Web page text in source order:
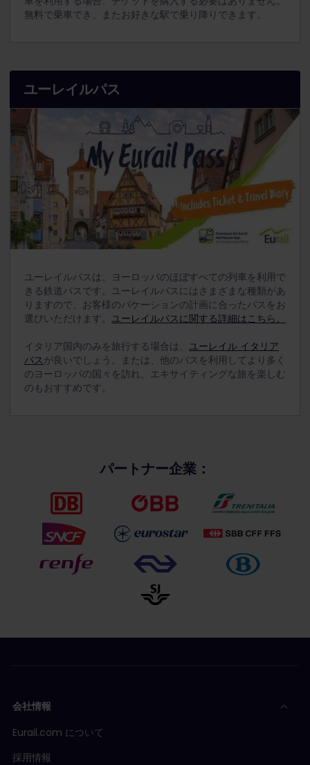
無料で乗車でき、またお好きな駅で乗り降りできます。
ユーレイルパス
ユーレイルパスは、ヨーロッパのほぼすべての列車を利用で
きる鉄道パスです。ユーレイルパスにはさまざまな種類があ
りますので、お客様のバケーションの計画に合ったパスをお
選びいただけます。 ユーレイルパスに関する詳細はこちら。
イタリア国内のみを旅行する場合は、 ユーレイル イタリア
パスが良いでしょう。または、他のパスを利用してより多く
のヨーロッパの国々を訪れ、エキサイティングな旅を楽しむ
のもおすすめです。
パートナー企業：
会社情報
Eurail.com について
採用情報